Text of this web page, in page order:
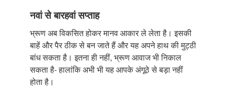
नवां से बारहवां सप्ताह
भ्रूण अब विकसित होकर मानव आकार ले लेता है। इसकी
बाहें और पैर ठीक से बन जाते हैं और यह अपने हाथ की मुट्ठी
बांध सकता है। इतना ही नहीं, भ्रूण आवाज भी निकाल
सकता है- हालांकि अभी भी यह आपके अंगूठे से बड़ा नहीं
होता है।